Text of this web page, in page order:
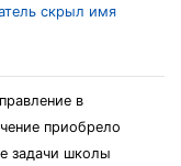
скрыл имя
в
приобрело
задачи школы